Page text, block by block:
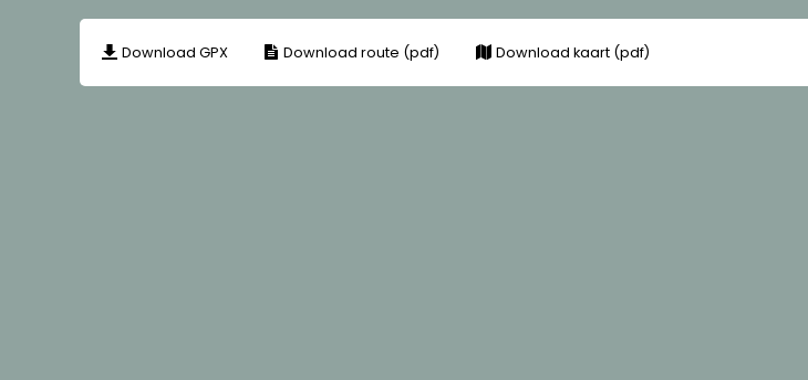
Download GPX Download route (pdf) Download kaart (pdf)